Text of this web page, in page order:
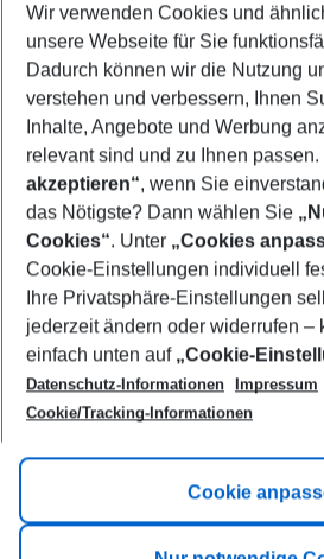
Select your date range
08/08/26–06/08/27 5-8
Who will travel
2 adults No children
Show more
Footer
Footer navigation
Title A
Link A
Wir verwenden Cookies und
unsere Webseite für Sie
Dadurch können wir die Nutzung
verstehen und verbessern, Ihnen
Inhalte, Angebote und Werbung
relevant sind und zu Ihnen
akzeptieren“, wenn Sie
das Nötigste? Dann wählen Sie
Cookies“. Unter „Cookies
Cookie-Einstellungen individuell
Ihre Privatsphäre-Einstellungen
jederzeit ändern oder widerrufen –
einfach unten auf „Cookie-
Datenschutz-Informationen
Impressum
Cookie/Tracking-Informationen
Cookie